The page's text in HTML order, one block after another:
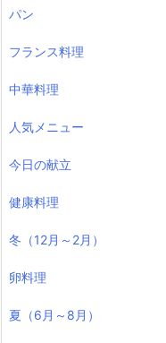
パン
フランス料理
中華料理
人気メニュー
今日の献立
健康料理
冬（12月～2月）
卵料理
夏（6月～8月）